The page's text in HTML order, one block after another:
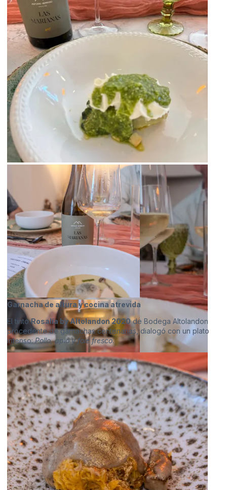
Garnacha de altura y cocina atrevida
El tintoRosalía by Altolandon 2020de Bodega Altolandon
procedente de garnachas centenarias, dialogó con un plato
intenso:Pollo, apio y foie fresco.